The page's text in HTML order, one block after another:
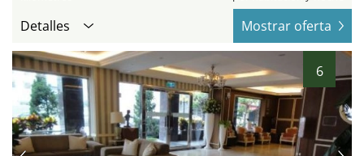
Detalles Mostrar oferta
6